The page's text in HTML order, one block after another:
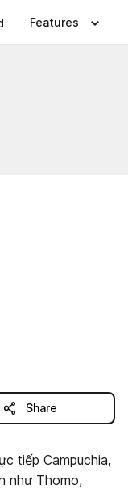
Features
Share
tiếp Campuchia,
như Thomo,